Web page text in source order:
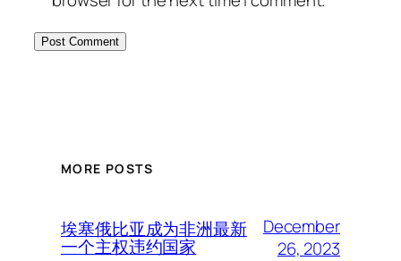
MORE POSTS
埃塞俄比亚成为非洲最新
一个主权违约国家
December
26, 2023